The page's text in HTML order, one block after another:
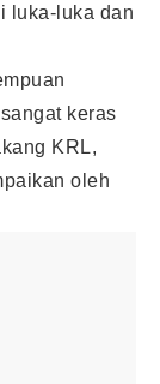
luka-luka dan
keras
KRL,
oleh